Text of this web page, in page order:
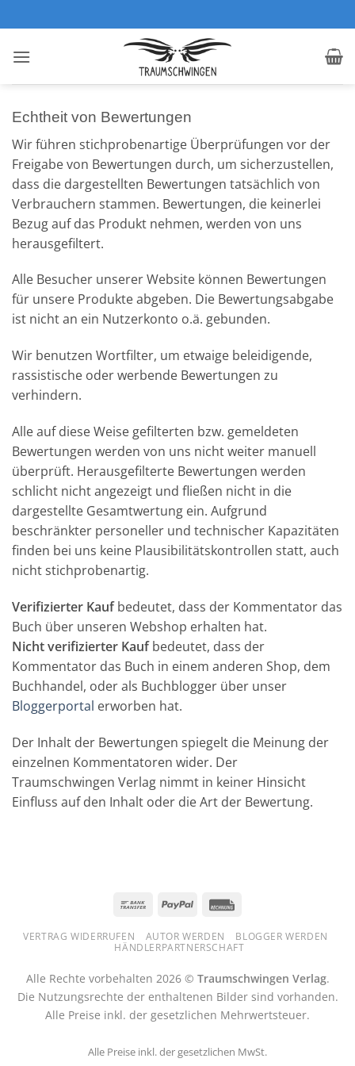
Inhalt
springen
Echtheit von Bewertungen
Wir führen stichprobenartige Überprüfungen vor der
Freigabe von Bewertungen durch, um sicherzustellen,
dass die dargestellten Bewertungen tatsächlich von
Verbrauchern stammen. Bewertungen, die keinerlei
Bezug auf das Produkt nehmen, werden von uns
herausgefiltert.
Alle Besucher unserer Website können Bewertungen
für unsere Produkte abgeben. Die Bewertungsabgabe
ist nicht an ein Nutzerkonto o.ä. gebunden.
Wir benutzen Wortfilter, um etwaige beleidigende,
rassistische oder werbende Bewertungen zu
verhindern.
Alle auf diese Weise gefilterten bzw. gemeldeten
Bewertungen werden von uns nicht weiter manuell
überprüft. Herausgefilterte Bewertungen werden
schlicht nicht angezeigt und fließen nicht in die
dargestellte Gesamtwertung ein. Aufgrund
beschränkter personeller und technischer Kapazitäten
finden bei uns keine Plausibilitätskontrollen statt, auch
nicht stichprobenartig.
Verifizierter Kaufbedeutet, dass der Kommentator das
Buch über unseren Webshop erhalten hat.
Nicht verifizierter Kaufbedeutet, dass der
Kommentator das Buch in einem anderen Shop, dem
Buchhandel, oder als Buchblogger über unser
Bloggerportal erworben hat.
Der Inhalt der Bewertungen spiegelt die Meinung der
einzelnen Kommentatoren wider. Der
Traumschwingen Verlag nimmt in keiner Hinsicht
Einfluss auf den Inhalt oder die Art der Bewertung.
Bank
PayPal
VERTRAG WIDERRUFEN AUTOR WERDEN
BLOGGER WERDEN
HÄNDLERPARTNERSCHAFT
Alle Rechte vorbehalten 2026 © Traumschwingen Verlag.
Die Nutzungsrechte der enthaltenen Bilder sind vorhanden.
Alle Preise inkl. der gesetzlichen Mehrwertsteuer.
Alle Preise inkl. der gesetzlichen MwSt.